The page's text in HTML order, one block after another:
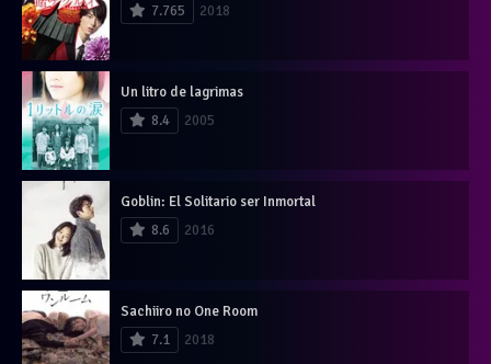
7.765
2018
Un litro de lagrimas
8.4
2005
Goblin: El Solitario ser Inmortal
8.6
2016
Sachiiro no One Room
7.1
2018